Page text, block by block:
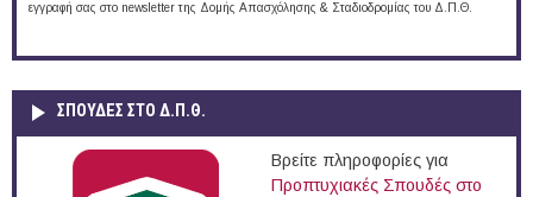
εγγραφή σας στο newsletter της Δομής Απασχόλησης & Σταδιοδρομίας του Δ.Π.Θ.
ΣΠΟΥΔΈΣ ΣΤΟ Δ.Π.Θ.
Βρείτε πληροφορίες για
Προπτυχιακές Σπουδές στο